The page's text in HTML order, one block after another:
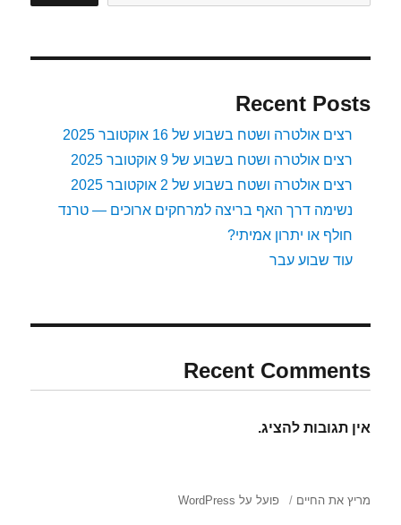
Recent Posts
רצים אולטרה ושטח בשבוע של 16 אוקטובר 2025
רצים אולטרה ושטח בשבוע של 9 אוקטובר 2025
רצים אולטרה ושטח בשבוע של 2 אוקטובר 2025
נשימה דרך האף בריצה למרחקים ארוכים — טרנד
חולף או יתרון אמיתי?
עוד שבוע עבר
Recent Comments
אין תגובות להציג.
מריץ את החיים פועל על WordPress